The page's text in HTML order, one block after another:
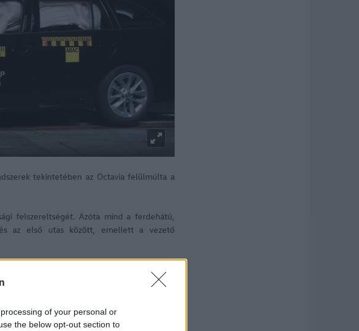
of your personal or
the below opt-out section to
tekintetében az Octavia felülmúlta a
felszereltségét. Azóta mind a ferdehátú,
az első utas között, emellett a vezető